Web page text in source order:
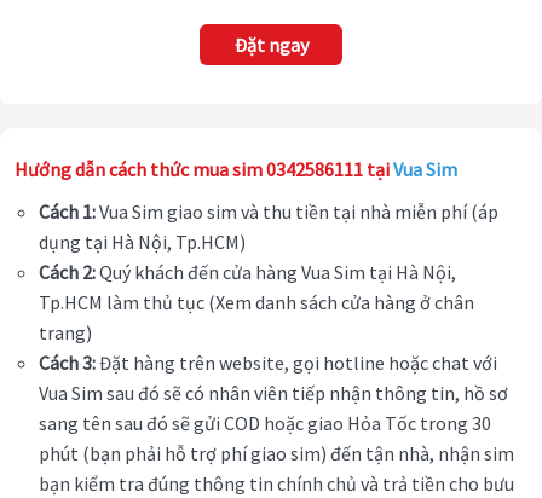
Đặt ngay
Hướng dẫn cách thức mua sim 0342586111 tạiVua Sim
Cách 1:Vua Sim giao sim và thu tiền tại nhà miễn phí (áp
dụng tại Hà Nội, Tp.HCM)
Cách 2:Quý khách đến cửa hàng Vua Sim tại Hà Nội,
Tp.HCM làm thủ tục (Xem danh sách cửa hàng ở chân
trang)
Cách 3:Đặt hàng trên website, gọi hotline hoặc chat với
Vua Sim sau đó sẽ có nhân viên tiếp nhận thông tin, hồ sơ
sang tên sau đó sẽ gửi COD hoặc giao Hỏa Tốc trong 30
phút (bạn phải hỗ trợ phí giao sim) đến tận nhà, nhận sim
bạn kiểm tra đúng thông tin chính chủ và trả tiền cho bưu